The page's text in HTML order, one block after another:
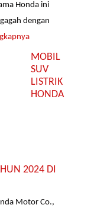
Honda ini
dengan
MOBIL
SUV
LISTRIK
HONDA
2024 DI
Motor Co.,